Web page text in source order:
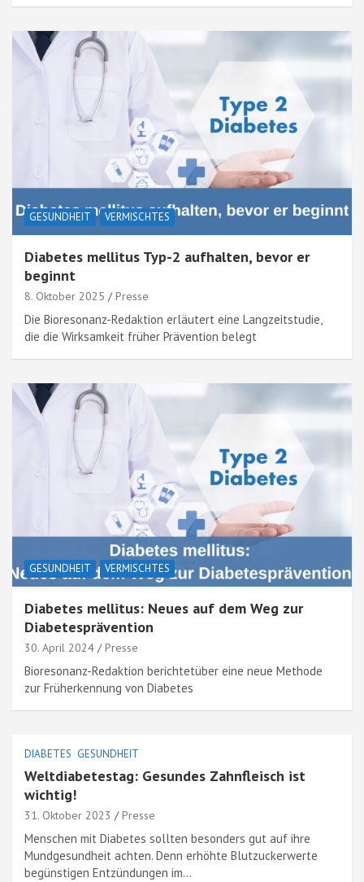
GESUNDHEIT VERMISCHTES
Diabetes mellitus Typ-2 aufhalten, bevor er
beginnt
8. Oktober 2025 Presse
Die Bioresonanz-Redaktion erläutert eine Langzeitstudie,
die die Wirksamkeit früher Prävention belegt
GESUNDHEIT VERMISCHTES
Diabetes mellitus: Neues auf dem Weg zur
Diabetesprävention
30. April 2024 Presse
Bioresonanz-Redaktion berichtetüber eine neue Methode
zur Früherkennung von Diabetes
DIABETES GESUNDHEIT
Weltdiabetestag: Gesundes Zahnfleisch ist
wichtig!
31. Oktober 2023 Presse
Menschen mit Diabetes sollten besonders gut auf ihre
Mundgesundheit achten. Denn erhöhte Blutzuckerwerte
begünstigen Entzündungen im…